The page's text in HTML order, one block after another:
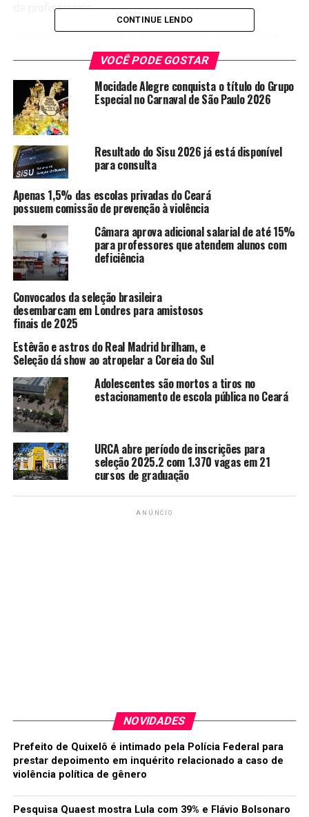
de profissionais.
formação em Pedagogia e no mínimo de 1 ano de
experiência de sala de aula.
A seleção já recebe a documentação, e outras
informações podem ser obtidas pelo serviço.
Serviço
Escola Marista Champagnat de Iguatu
Av. João Vicente Alves,19
Bairro João Paulo II
Contato (88)35815653
TÓPICOS RELACIONADOS: CURRÍCULOS ESCOLA
MARISTA
PROFESSOR
SELEÇÃO
Empregos – Confira lista de vagas
NÃO PERCA
Está buscando uma vaga? Talvez encontre aqui!
redacao
CONTINUE LENDO
VOCÊ PODE GOSTAR
Mocidade Alegre conquista o título do Grupo
Especial no Carnaval de São Paulo 2026
Resultado do Sisu 2026 já está disponível
para consulta
Apenas 1,5% das escolas privadas do Ceará
possuem comissão de prevenção à violência
Câmara aprova adicional salarial de até 15%
para professores que atendem alunos com
deficiência
Convocados da seleção brasileira
desembarcam em Londres para amistosos
finais de 2025
Estêvão e astros do Real Madrid brilham, e
Seleção dá show ao atropelar a Coreia do Sul
Adolescentes são mortos a tiros no
estacionamento de escola pública no Ceará
URCA abre período de inscrições para
seleção 2025.2 com 1.370 vagas em 21
cursos de graduação
ANÚNCIO
NOVIDADES
Prefeito de Quixelô é intimado pela Polícia Federal para
prestar depoimento em inquérito relacionado a caso de
violência política de gênero
Pesquisa Quaest mostra Lula com 39% e Flávio Bolsonaro